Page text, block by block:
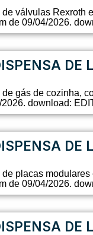
válvulas Rexroth
de 09/04/2026.
DE
gás de cozinha,
download:
DE
placas
de 09/04/2026.
DE